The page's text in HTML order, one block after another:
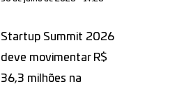
Startup Summit 2026
deve movimentar R$
36,3 milhões na